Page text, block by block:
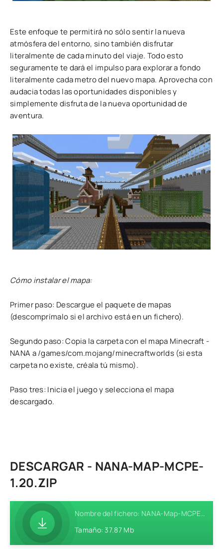
Este enfoque te permitirá no sólo sentir la nueva
atmósfera del entorno, sino también disfrutar
literalmente de cada minuto del viaje. Todo esto
seguramente te dará el impulso para explorar a fondo
literalmente cada metro del nuevo mapa. Aprovecha con
audacia todas las oportunidades disponibles y
simplemente disfruta de la nueva oportunidad de
aventura.
Cómo instalar el mapa:
Primer paso: Descargue el paquete de mapas
(descomprímalo si el archivo está en un fichero).
Segundo paso: Copia la carpeta con el mapa Minecraft -
NANA a /games/com.mojang/minecraftworlds (si esta
carpeta no existe, créala tú mismo).
Paso tres: Inicia el juego y selecciona el mapa
descargado.
DESCARGAR - NANA-MAP-MCPE-
1.20.ZIP
Nombre del fichero: NANA-Map-MCPE-1.20.zip
Tamaño: 37.87 Mb